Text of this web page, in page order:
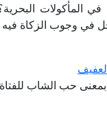
في المأكولات
في وجوب الزكاة فيه
حب الشاب